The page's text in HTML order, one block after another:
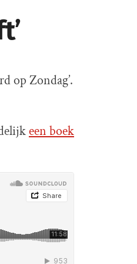
op Zondag’.
een boek